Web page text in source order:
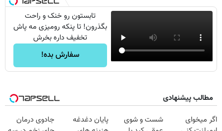
تابستون رو خنک و راحت
بگذرون! تا پنکه رومیزی مه پاش
تخفیف داره بخرش
سفارش بده!
مطالب پیشنهادی
اگر میخوای
شست و شوی
پایان دغدغه
جادوی درمان